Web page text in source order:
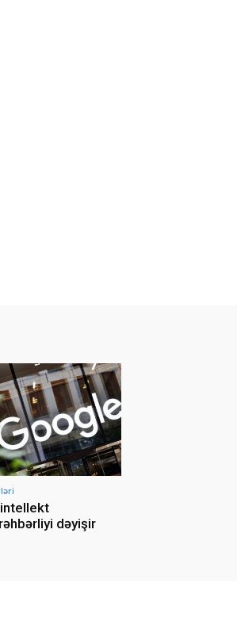
dəyişir